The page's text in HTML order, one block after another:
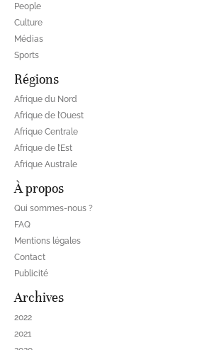
People
Culture
Médias
Sports
Régions
Afrique du Nord
Afrique de l’Ouest
Afrique Centrale
Afrique de l’Est
Afrique Australe
À propos
Qui sommes-nous ?
FAQ
Mentions légales
Contact
Publicité
Archives
2022
2021